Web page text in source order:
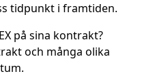
tidpunkt i framtiden.
på sina kontrakt?
och många olika